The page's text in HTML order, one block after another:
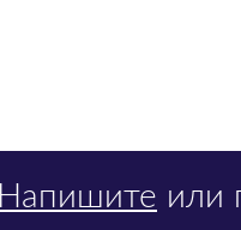
Напишите или